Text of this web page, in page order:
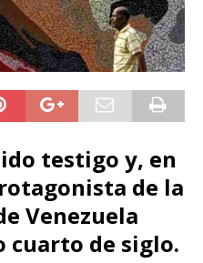
testigo y, en
de la
Venezuela
de siglo.